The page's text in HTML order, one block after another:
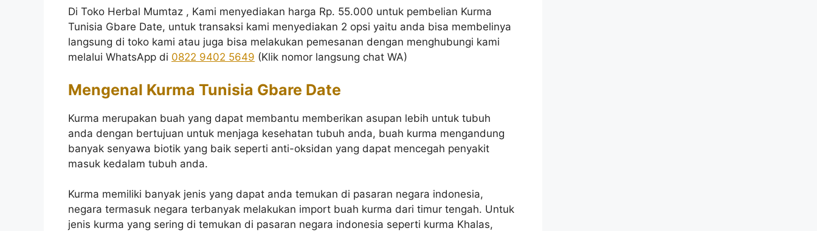
Di Toko Herbal Mumtaz , Kami menyediakan harga Rp. 55.000 untuk pembelian Kurma
Tunisia Gbare Date, untuk transaksi kami menyediakan 2 opsi yaitu anda bisa membelinya
langsung di toko kami atau juga bisa melakukan pemesanan dengan menghubungi kami
melalui WhatsApp di 0822 9402 5649 (Klik nomor langsung chat WA)
Mengenal Kurma Tunisia Gbare Date
Kurma merupakan buah yang dapat membantu memberikan asupan lebih untuk tubuh
anda dengan bertujuan untuk menjaga kesehatan tubuh anda, buah kurma mengandung
banyak senyawa biotik yang baik seperti anti-oksidan yang dapat mencegah penyakit
masuk kedalam tubuh anda.
Kurma memiliki banyak jenis yang dapat anda temukan di pasaran negara indonesia,
negara termasuk negara terbanyak melakukan import buah kurma dari timur tengah. Untuk
jenis kurma yang sering di temukan di pasaran negara indonesia seperti kurma Khalas,